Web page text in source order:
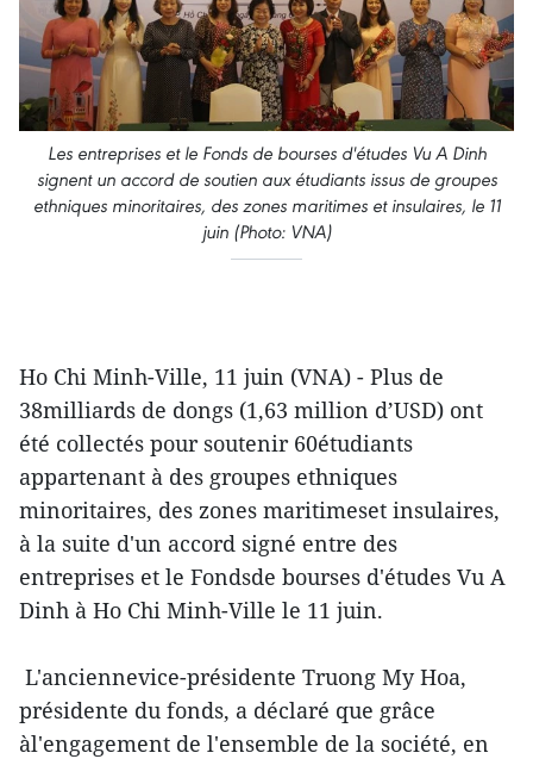
Les entreprises et le Fonds de bourses d'études Vu A Dinh
signent un accord de soutien aux étudiants issus de groupes
ethniques minoritaires, des zones maritimes et insulaires, le 11
juin (Photo: VNA)
Ho Chi Minh-Ville, 11 juin (VNA) - Plus de
38milliards de dongs (1,63 million d’USD) ont
été collectés pour soutenir 60étudiants
appartenant à des groupes ethniques
minoritaires, des zones maritimeset insulaires,
à la suite d'un accord signé entre des
entreprises et le Fondsde bourses d'études Vu A
Dinh à Ho Chi Minh-Ville le 11 juin.
L'anciennevice-présidente Truong My Hoa,
présidente du fonds, a déclaré que grâce
àl'engagement de l'ensemble de la société, en